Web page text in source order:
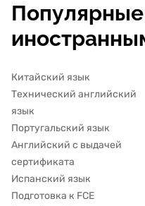
Китайский язык
Технический английский
язык
Португальский язык
Английский с выдачей
сертификата
Испанский язык
Подготовка к FCE